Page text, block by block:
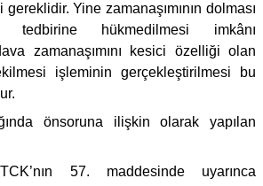
Yine zamanaşımının dolması
tedbirine hükmedilmesi imkânı
zamanaşımını kesici özelliği olan
işleminin gerçekleştirilmesi bu
önsoruna ilişkin olarak yapılan
57. maddesinde uyarınca